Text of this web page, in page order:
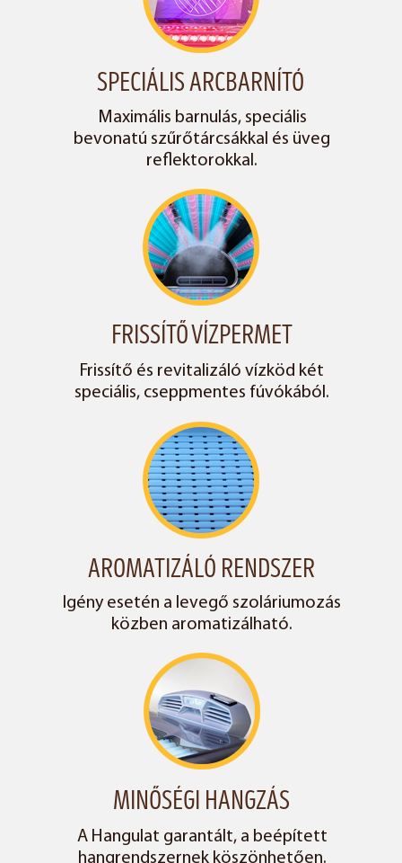
SPECIÁLIS ARCBARNÍTÓ
Maximális barnulás, speciális
bevonatú szűrőtárcsákkal és üveg
reflektorokkal.
FRISSÍTŐ VÍZPERMET
Frissítő és revitalizáló vízköd két
speciális, cseppmentes fúvókából.
AROMATIZÁLÓ RENDSZER
Igény esetén a levegő szoláriumozás
közben aromatizálható.
MINŐSÉGI HANGZÁS
A Hangulat garantált, a beépített
hangrendszernek köszönhetően.